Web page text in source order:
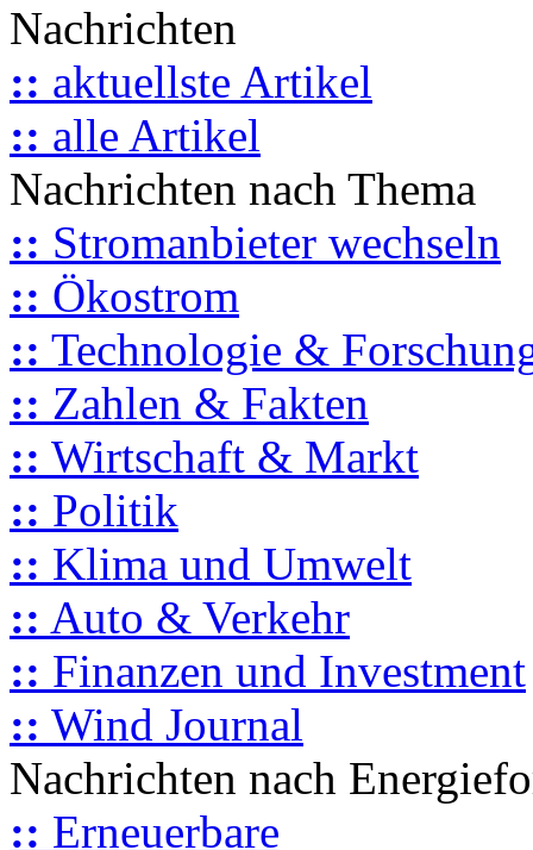
Nachrichten
:: aktuellste Artikel
:: alle Artikel
Nachrichten nach Thema
:: Stromanbieter wechseln
:: Ökostrom
:: Technologie &
:: Zahlen & Fakten
:: Wirtschaft & Markt
:: Politik
:: Klima und Umwelt
:: Auto & Verkehr
:: Finanzen und Investment
:: Wind Journal
Nachrichten nach
:: Erneuerbare